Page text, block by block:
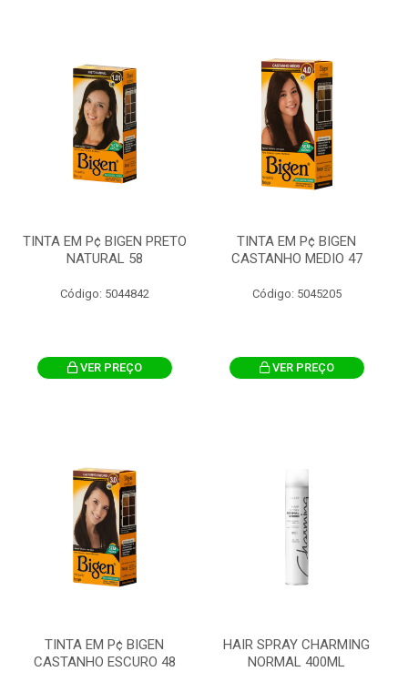
TINTA EM P¢ BIGEN PRETO
NATURAL 58
Código: 5044842
VER PREÇO
TINTA EM P¢ BIGEN
CASTANHO MEDIO 47
Código: 5045205
VER PREÇO
TINTA EM P¢ BIGEN
CASTANHO ESCURO 48
HAIR SPRAY CHARMING
NORMAL 400ML